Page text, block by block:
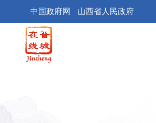
中国政府网 山西省人民政府